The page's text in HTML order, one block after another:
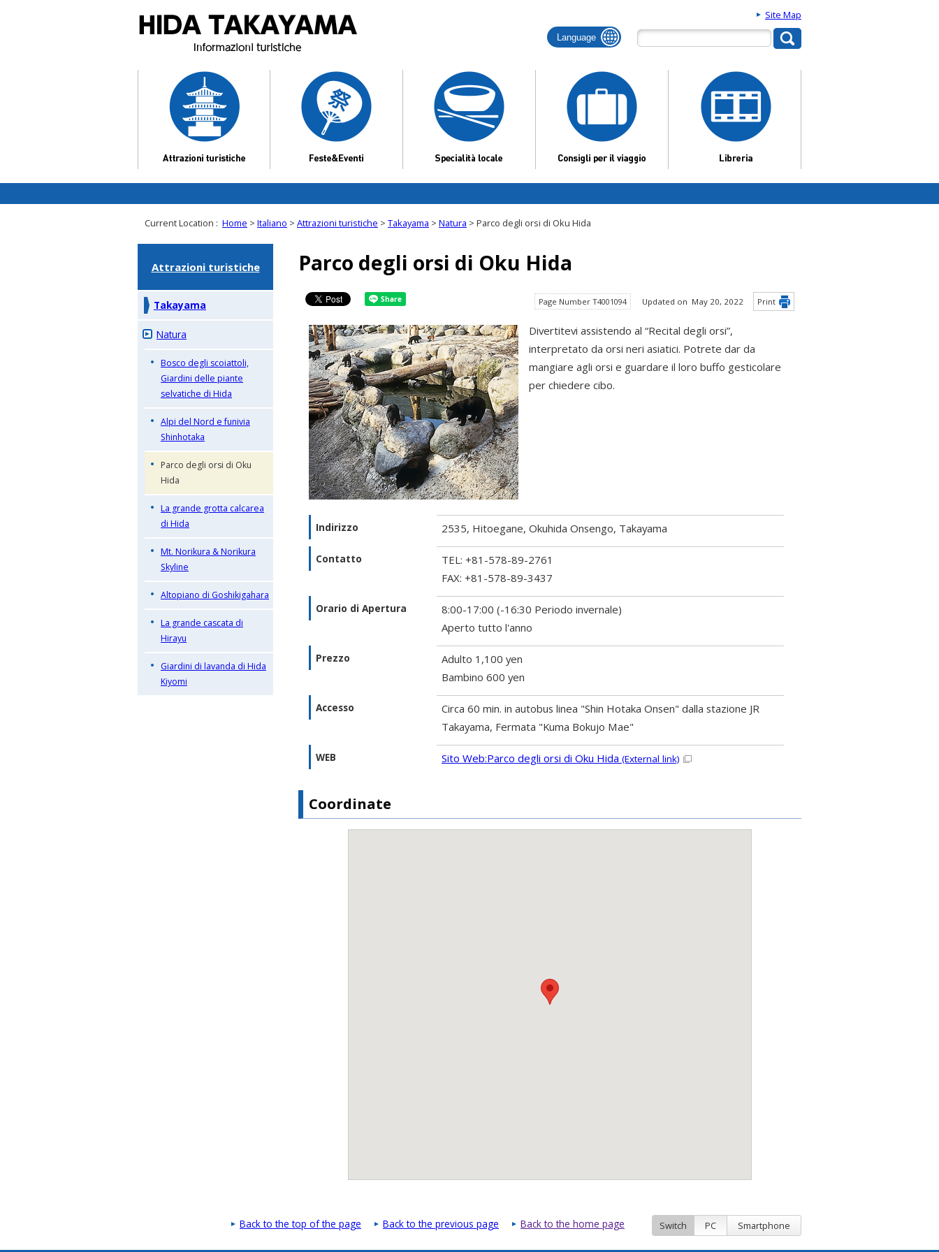
Site Map
Language
Current Location : Home > Italiano > Attrazioni turistiche > Takayama > Natura > Parco degli orsi di Oku Hida
Parco degli orsi di Oku Hida
Page Number T4001094 Updated on May 20, 2022 Print
Divertitevi assistendo al “Recital degli orsi”,
interpretato da orsi neri asiatici. Potrete dar da
mangiare agli orsi e guardare il loro buffo gesticolare
per chiedere cibo.
Indirizzo 2535, Hitoegane, Okuhida Onsengo, Takayama
Contatto
TEL: +81-578-89-2761
FAX: +81-578-89-3437
Orario di Apertura
8:00-17:00 (-16:30 Periodo invernale)
Aperto tutto l'anno
Prezzo
Adulto 1,100 yen
Bambino 600 yen
Accesso
Circa 60 min. in autobus linea "Shin Hotaka Onsen" dalla stazione JR
Takayama, Fermata "Kuma Bokujo Mae"
WEB Sito Web:Parco degli orsi di Oku Hida (External link)
Coordinate
Attrazioni turistiche
Takayama
Natura
Bosco degli scoiattoli,
Giardini delle piante
selvatiche di Hida
Alpi del Nord e funivia
Shinhotaka
Parco degli orsi di Oku
Hida
La grande grotta calcarea
di Hida
Mt. Norikura & Norikura
Skyline
Altopiano di Goshikigahara
La grande cascata di
Hirayu
Giardini di lavanda di Hida
Kiyomi
Back to the top of the page Back to the previous page Back to the home page Switch PC Smartphone